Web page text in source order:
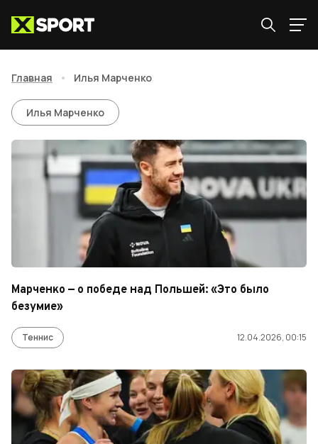
Главная • Илья Марченко
Илья Марченко
Илья Марченко
Марченко — о победе над Польшей: «Это было
безумие»
Теннис 12.04.2026, 00:15